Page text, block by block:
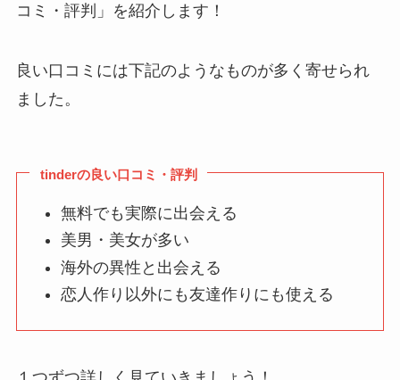
コミ・評判」を紹介します！
良い口コミには下記のようなものが多く寄せられ
ました。
tinderの良い口コミ・評判
無料でも実際に出会える
美男・美女が多い
海外の異性と出会える
恋人作り以外にも友達作りにも使える